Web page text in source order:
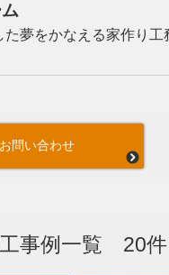
た夢をかなえる家作り工
問い合わせ
事例一覧 20件